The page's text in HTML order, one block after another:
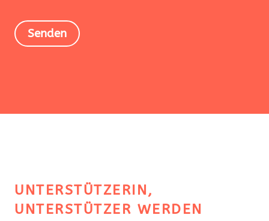
e
d
e
d
l
UNTERSTÜTZERIN,
UNTERSTÜTZER WERDEN